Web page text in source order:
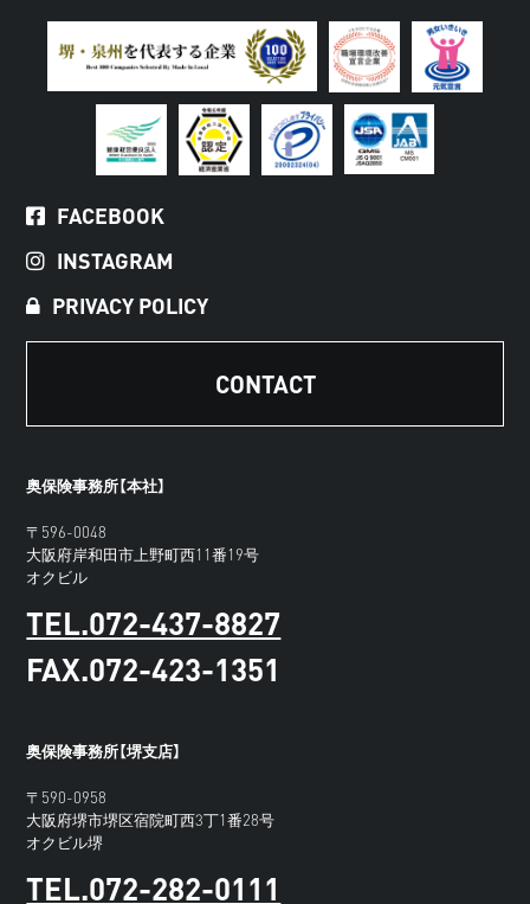
FACEBOOK
INSTAGRAM
PRIVACY POLICY
CONTACT
奥保険事務所【本社】
〒596-0048
大阪府岸和田市上野町西11番19号
オクビル
TEL.072-437-8827
FAX.072-423-1351
奥保険事務所【堺支店】
〒590-0958
大阪府堺市堺区宿院町西3丁1番28号
オクビル堺
TEL.072-282-0111